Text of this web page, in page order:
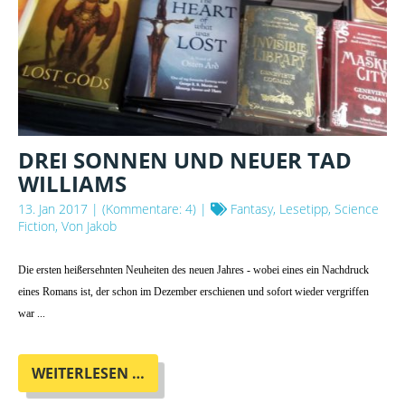
DREI SONNEN UND NEUER TAD
WILLIAMS
13. Jan 2017 | (Kommentare: 4) |
Fantasy, Lesetipp, Science
Fiction, Von Jakob
Die ersten heißersehnten Neuheiten des neuen Jahres - wobei eines ein Nachdruck
eines Romans ist, der schon im Dezember erschienen und sofort wieder vergriffen
war ...
WEITERLESEN …
SONNEN